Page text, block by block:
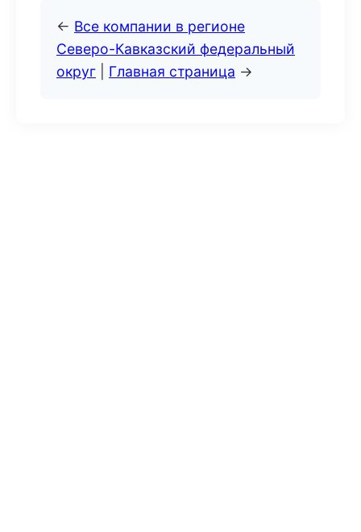
← Все компании в регионе
Северо-Кавказский федеральный
округ
Главная страница →